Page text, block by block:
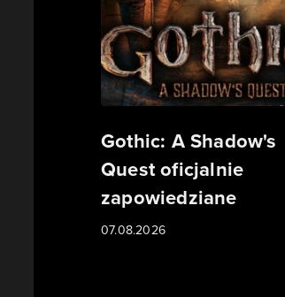
Gothic: A Shadow's
Quest oficjalnie
zapowiedziane
07.08.2026